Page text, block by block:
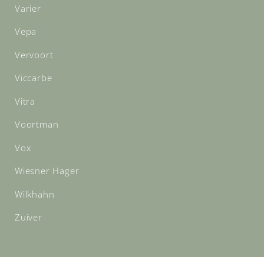
Varier
Vepa
Vervoort
Viccarbe
Vitra
Voortman
Vox
Wiesner Hager
Wilkhahn
Zuiver